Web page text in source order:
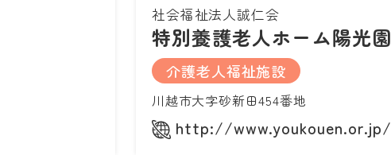
社会福祉法人誠仁会
特別養護老人ホーム陽光園
介護老人福祉施設
川越市大字砂新田454番地
http://www.youkouen.or.jp/